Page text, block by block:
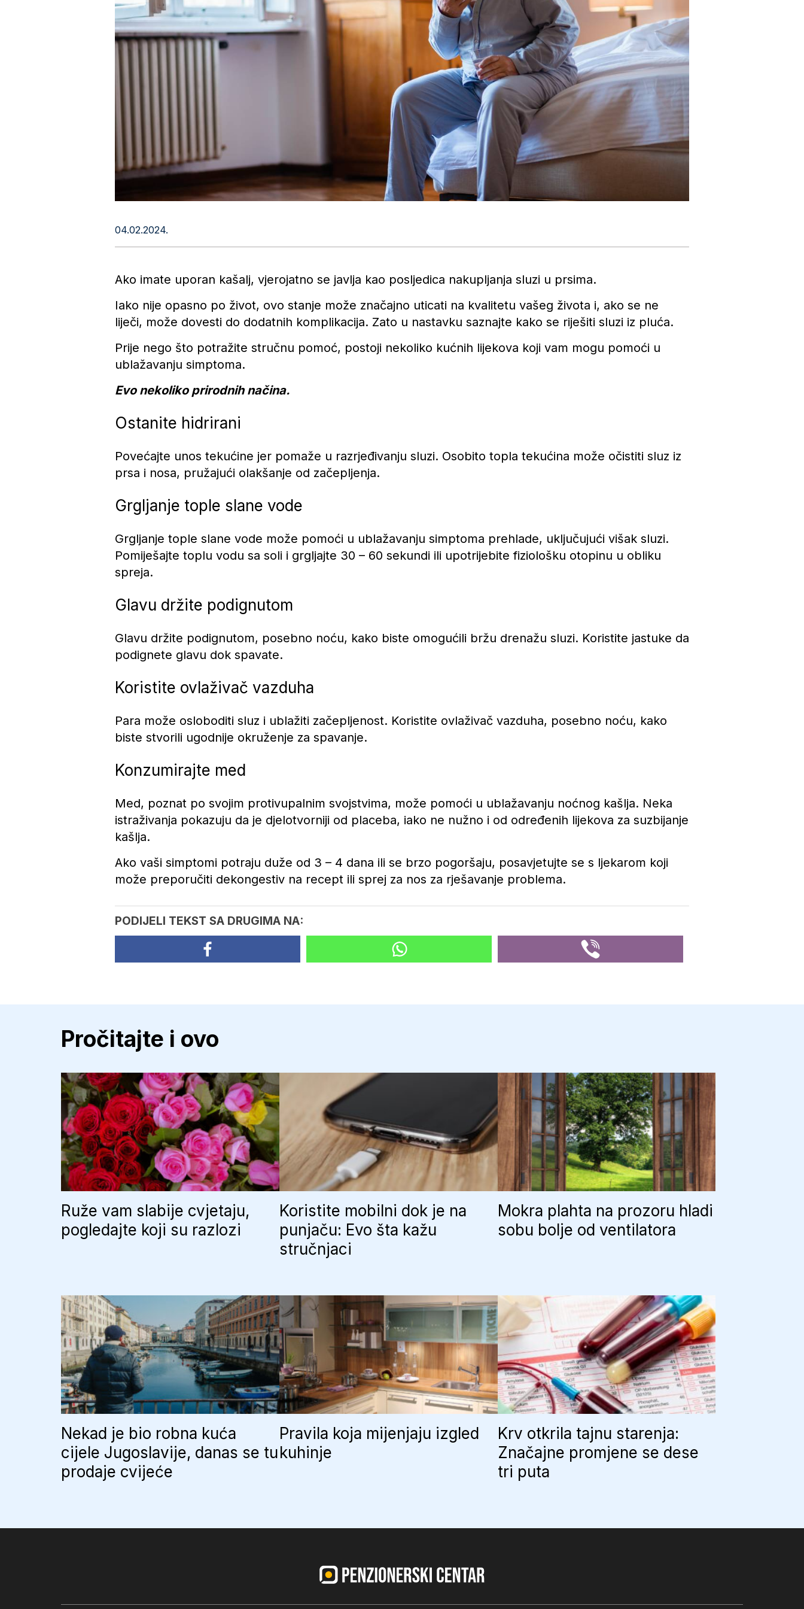
04.02.2024.
Ako imate uporan kašalj, vjerojatno se javlja kao posljedica nakupljanja sluzi u prsima.
Iako nije opasno po život, ovo stanje može značajno uticati na kvalitetu vašeg života i, ako se ne
liječi, može dovesti do dodatnih komplikacija. Zato u nastavku saznajte kako se riješiti sluzi iz pluća.
Prije nego što potražite stručnu pomoć, postoji nekoliko kućnih lijekova koji vam mogu pomoći u
ublažavanju simptoma.
Evo nekoliko prirodnih načina.
Ostanite hidrirani
Povećajte unos tekućine jer pomaže u razrjeđivanju sluzi. Osobito topla tekućina može očistiti sluz iz
prsa i nosa, pružajući olakšanje od začepljenja.
Grgljanje tople slane vode
Grgljanje tople slane vode može pomoći u ublažavanju simptoma prehlade, uključujući višak sluzi.
Pomiješajte toplu vodu sa soli i grgljajte 30 – 60 sekundi ili upotrijebite fiziološku otopinu u obliku
spreja.
Glavu držite podignutom
Glavu držite podignutom, posebno noću, kako biste omogućili bržu drenažu sluzi. Koristite jastuke da
podignete glavu dok spavate.
Koristite ovlaživač vazduha
Para može osloboditi sluz i ublažiti začepljenost. Koristite ovlaživač vazduha, posebno noću, kako
biste stvorili ugodnije okruženje za spavanje.
Konzumirajte med
Med, poznat po svojim protivupalnim svojstvima, može pomoći u ublažavanju noćnog kašlja. Neka
istraživanja pokazuju da je djelotvorniji od placeba, iako ne nužno i od određenih lijekova za suzbijanje
kašlja.
Ako vaši simptomi potraju duže od 3 – 4 dana ili se brzo pogoršaju, posavjetujte se s ljekarom koji
može preporučiti dekongestiv na recept ili sprej za nos za rješavanje problema.
PODIJELI TEKST SA DRUGIMA NA:
Pročitajte i ovo
Ruže vam slabije cvjetaju,
pogledajte koji su razlozi
Koristite mobilni dok je na
punjaču: Evo šta kažu
stručnjaci
Mokra plahta na prozoru hladi
sobu bolje od ventilatora
Nekad je bio robna kuća
cijele Jugoslavije, danas se tu
prodaje cvijeće
Pravila koja mijenjaju izgled
kuhinje
Krv otkrila tajnu starenja:
Značajne promjene se dese
tri puta